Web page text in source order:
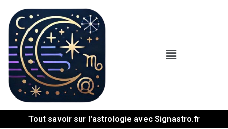
Tout savoir sur l'astrologie avec Signastro.fr